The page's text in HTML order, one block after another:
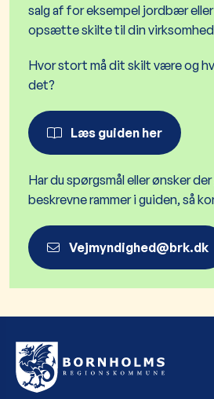
salg af for eksempel jordbær
opsætte skilte til din
Hvor stort må dit skilt være og
det?
Læs guiden her
Har du spørgsmål eller ønsker
beskrevne rammer i guiden, så
Vejmyndighed@brk.dk